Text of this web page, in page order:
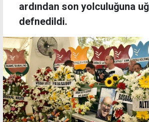
ardından son yolculuğuna
defnedildi.